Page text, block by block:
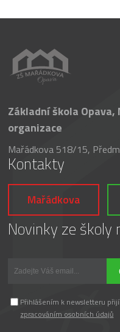
Základní škola
organizace
Mařádkova 518/15,
Kontakty
Mařádkova
Novinky ze školy
Přihlášením k newsletteru
zpracováním osobních údajů